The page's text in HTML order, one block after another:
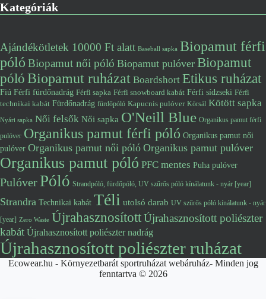
Kategóriák
Ajándékötletek 10000 Ft alatt Baseball sapka Biopamut férfi
póló Biopamut női póló Biopamut pulóver Biopamut
pólóBiopamut ruházat Boardshort Etikus ruházat
Fiú Férfi fürdőnadrág Férfi sapka Férfi snowboard kabát Férfi sídzseki Férfi
technikai kabát Fürdőnadrág fürdőpóló Kapucnis pulóver Körsál Kötött sapka
Nyári sapka Női felsők Női sapka O'Neill Blue Organikus pamut férfi
pulóver Organikus pamut férfi póló Organikus pamut női
pulóver Organikus pamut női póló Organikus pamut pulóver
Organikus pamut póló PFC mentes Puha pulóver
PulóverPóló Strandpóló, fürdőpóló, UV szűrős póló kínálatunk - nyár [year]
Strandra Technikai kabát Téli utolsó darab UV szűrős póló kínálatunk - nyár
[year] Zero Waste ÚjrahasznosítottÚjrahasznosított poliészter
kabát Újrahasznosított poliészter nadrág
Újrahasznosított poliészter ruházat
Ecowear.hu - Környezetbarát sportruházat webáruház- Minden jog
fenntartva © 2026